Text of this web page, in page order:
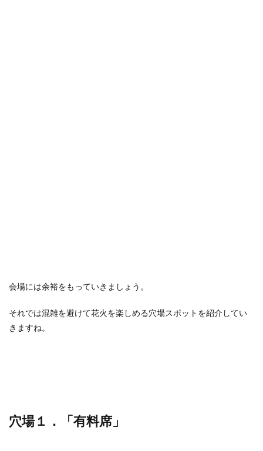
会場には余裕をもっていきましょう。
それでは混雑を避けて花火を楽しめる穴場スポットを紹介してい
きますね。
穴場１．「有料席」